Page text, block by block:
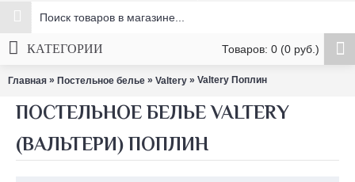
Товаров: 0 (0 руб.)
КАТЕГОРИИ
Главная » Постельное белье » Valtery » Valtery Поплин
ПОСТЕЛЬНОЕ БЕЛЬЕ VALTERY
(ВАЛЬТЕРИ) ПОПЛИН